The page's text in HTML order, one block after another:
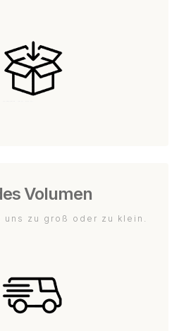
Volumen
uns zu groß oder zu klein.